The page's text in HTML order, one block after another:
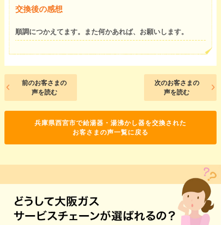
交換後の感想
順調につかえてます。また何かあれば、お願いします。
前のお客さまの
声を読む
次のお客さまの
声を読む
兵庫県西宮市で給湯器・湯沸かし器を交換された
お客さまの声一覧に戻る